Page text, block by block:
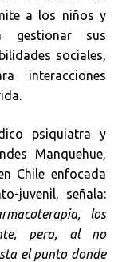
a los niños y
gestionar sus
sociales,
interacciones
psiquiatra y
Manquehue,
Chile enfocada
juvenil, señala:
los
pero, al no
el punto donde